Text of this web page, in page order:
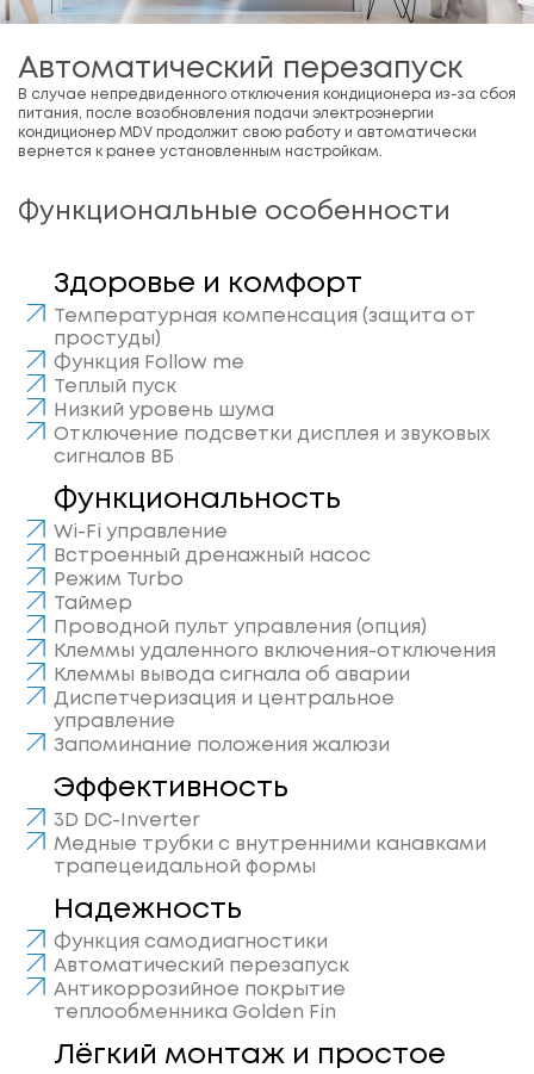
Автоматический перезапуск
В случае непредвиденного отключения кондиционера из-за сбоя
питания, после возобновления подачи электроэнергии
кондиционер MDV продолжит свою работу и автоматически
вернется к ранее установленным настройкам.
Функциональные особенности
Здоровье и комфорт
Температурная компенсация (защита от
простуды)
Функция Follow me
Теплый пуск
Низкий уровень шума
Отключение подсветки дисплея и звуковых
сигналов ВБ
Функциональность
Wi-Fi управление
Встроенный дренажный насос
Режим Turbo
Таймер
Проводной пульт управления (опция)
Клеммы удаленного включения-отключения
Клеммы вывода сигнала об аварии
Диспетчеризация и центральное
управление
Запоминание положения жалюзи
Эффективность
3D DC-Inverter
Медные трубки с внутренними канавками
трапецеидальной формы
Надежность
Функция самодиагностики
Автоматический перезапуск
Антикоррозийное покрытие
теплообменника Golden Fin
Лёгкий монтаж и простое